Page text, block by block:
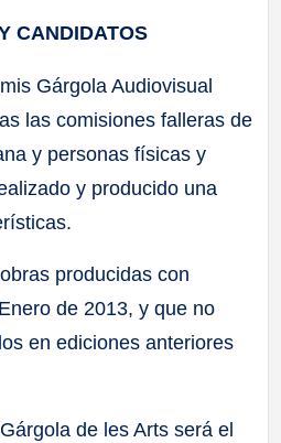
CANDIDATOS
Gárgola Audiovisual
las comisiones falleras de
y personas físicas y
y producido una
producidas con
de 2013, y que no
en ediciones anteriores
de les Arts será el